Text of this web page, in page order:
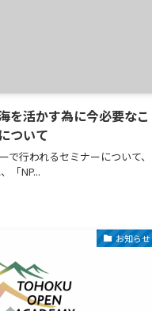
を活かす為に今必要なこ
ついて
で行われるセミナーについて、
「NP...
お知らせ